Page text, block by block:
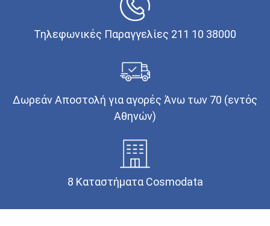
Τηλεφωνικές Παραγγελίες 211 10 38000
Δωρεάν Αποστολή για αγορές Άνω των 70 (εντός
Αθηνών)
8 Καταστήματα Cosmodata